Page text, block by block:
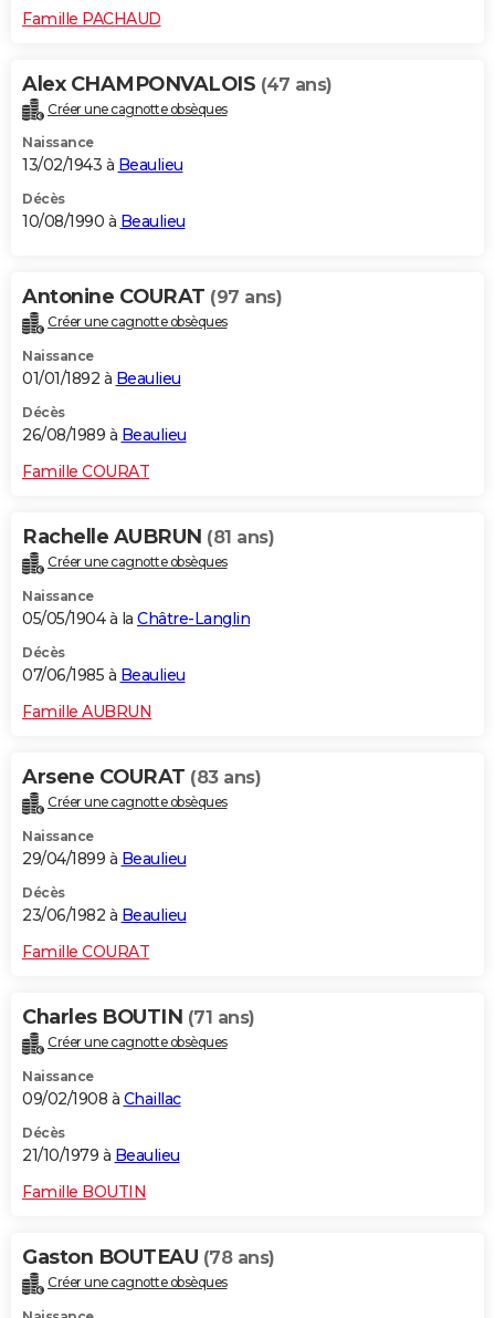
Famille PACHAUD
Alex CHAMPONVALOIS (47 ans)
Créer une cagnotte obsèques
Naissance
13/02/1943 à Beaulieu
Décès
10/08/1990 à Beaulieu
Antonine COURAT (97 ans)
Créer une cagnotte obsèques
Naissance
01/01/1892 à Beaulieu
Décès
26/08/1989 à Beaulieu
Famille COURAT
Rachelle AUBRUN (81 ans)
Créer une cagnotte obsèques
Naissance
05/05/1904 à la Châtre-Langlin
Décès
07/06/1985 à Beaulieu
Famille AUBRUN
Arsene COURAT (83 ans)
Créer une cagnotte obsèques
Naissance
29/04/1899 à Beaulieu
Décès
23/06/1982 à Beaulieu
Famille COURAT
Charles BOUTIN (71 ans)
Créer une cagnotte obsèques
Naissance
09/02/1908 à Chaillac
Décès
21/10/1979 à Beaulieu
Famille BOUTIN
Gaston BOUTEAU (78 ans)
Créer une cagnotte obsèques